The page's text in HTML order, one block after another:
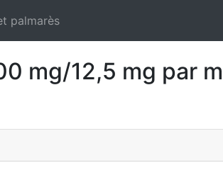
palmarès
mg/12,5 mg par